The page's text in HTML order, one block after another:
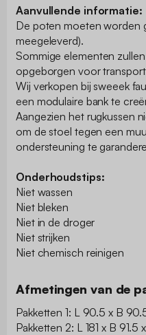
Aanvullende informatie:
De poten moeten worden
meegeleverd).
Sommige elementen
opgeborgen voor
Wij verkopen bij sweeek
een modulaire bank te
Aangezien het rugkussen
om de stoel tegen een
ondersteuning te
Onderhoudstips:
Niet wassen
Niet bleken
Niet in de droger
Niet strijken
Niet chemisch reinigen
Afmetingen van de
Pakketten 1: L 90.5 x B
Pakketten 2: L 181 x B